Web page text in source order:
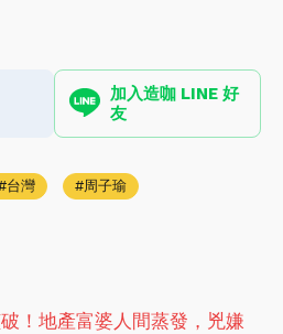
加入造咖 LINE 好
友
台灣 周子瑜
！地產富婆人間蒸發，兇嫌